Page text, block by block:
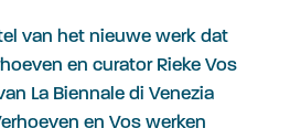
van het nieuwe werk dat
en curator Rieke Vos
La Biennale di Venezia
en Vos werken